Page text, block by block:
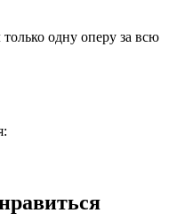
одну оперу за всю